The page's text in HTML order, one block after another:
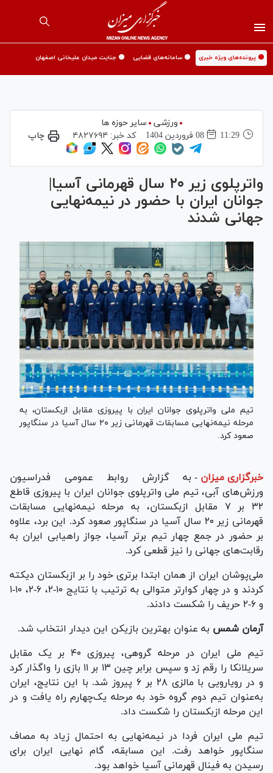
🟡 پرونده‌های ویژه خبری 🟡 سامانه‌های قضایی 🟡 جنایت میدان علیخانی اصفهان
ورزشی
سایر حوزه ها
11:29
08 فروردين 1404 کد خبر:۴۸۲۷۶۹۴ چاپ
واترپلوی زیر ۲۰ سال قهرمانی آسیا|
جوانان ایران با حضور در نیمه‌نهایی
جهانی شدند
تیم ملی واترپلوی جوانان ایران با پیروزی مقابل ازبکستان، به
مرحله نیمه‌نهایی مسابقات قهرمانی زیر ۲۰ سال آسیا در سنگاپور
صعود کرد.
خبرگزاری میزان - به گزارش روابط عمومی فدراسیون
ورزش‌های آبی، تیم ملی واترپلوی جوانان ایران با پیروزی قاطع
۳۲ بر ۷ مقابل ازبکستان، به مرحله نیمه‌نهایی مسابقات
قهرمانی زیر ۲۰ سال آسیا در سنگاپور صعود کرد. این برد، علاوه
بر حضور در جمع چهار تیم برتر آسیا، جواز راهیابی ایران به
رقابت‌های جهانی را نیز قطعی کرد.
ملی‌پوشان ایران از همان ابتدا برتری خود را بر ازبکستان دیکته
کردند و در چهار کوارتر متوالی به ترتیب با نتایج ۱۰-۲، ۶-۲، ۱۰-۱
و ۶-۲ حریف را شکست دادند.
آرمان شمس به عنوان بهترین بازیکن این دیدار انتخاب شد.
تیم ملی ایران در مرحله گروهی، پیروزی ۴۰ بر یک مقابل
سریلانکا را رقم زد و سپس برابر چین ۱۳ بر ۱۱ بازی را واگذار کرد
و در رویارویی با مالزی ۲۸ بر ۶ پیروز شد. با این نتایج، ایران
به‌عنوان تیم دوم گروه خود به مرحله یک‌چهارم راه یافت و در
این مرحله ازبکستان را شکست داد.
تیم ملی ایران فردا در نیمه‌نهایی به احتمال زیاد به مصاف
سنگاپور خواهد رفت. این مسابقه، گام نهایی ایران برای
رسیدن به فینال قهرمانی آسیا خواهد بود.